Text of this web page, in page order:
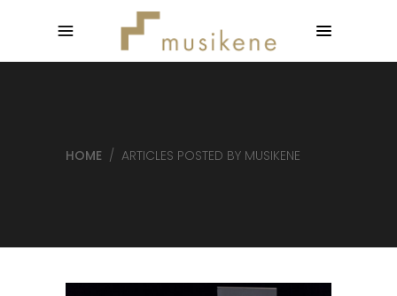
HOME / ARTICLES POSTED BY MUSIKENE